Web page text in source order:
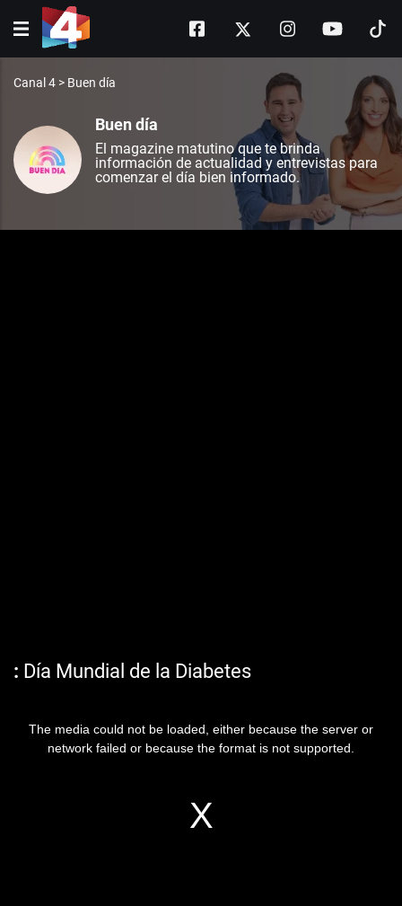
Canal 4 > Buen día
Buen día
El magazine matutino que te brinda
información de actualidad y entrevistas para
comenzar el día bien informado.
Día Mundial de la Diabetes
The media could not be loaded, either because the server or
network failed or because the format is not supported.